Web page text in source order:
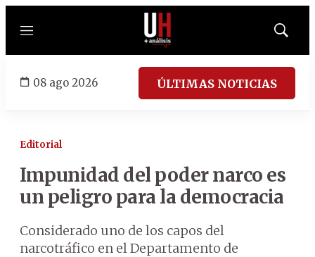
Menú
Mostrar
08 ago 2026 ÚLTIMAS NOTICIAS
Editorial
Impunidad del poder narco es
un peligro para la democracia
Considerado uno de los capos del
narcotráfico en el Departamento de